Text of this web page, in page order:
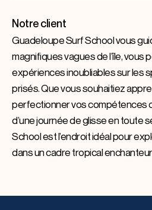
Notre client
Guadeloupe Surf School vous
magnifiques vagues de l’île, vous
expériences inoubliables sur les
prisés. Que vous souhaitiez
perfectionner vos compétences
d’une journée de glisse en toute
School est l’endroit idéal pour
dans un cadre tropical